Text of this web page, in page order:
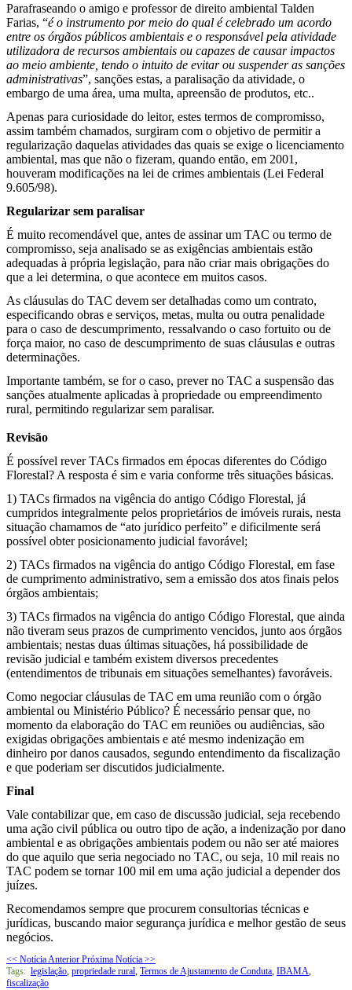
Parafraseando o amigo e professor de direito ambiental Talden
Farias, “é o instrumento por meio do qual é celebrado um acordo
entre os órgãos públicos ambientais e o responsável pela atividade
utilizadora de recursos ambientais ou capazes de causar impactos
ao meio ambiente, tendo o intuito de evitar ou suspender as sanções
administrativas”, sanções estas, a paralisação da atividade, o
embargo de uma área, uma multa, apreensão de produtos, etc..
Apenas para curiosidade do leitor, estes termos de compromisso,
assim também chamados, surgiram com o objetivo de permitir a
regularização daquelas atividades das quais se exige o licenciamento
ambiental, mas que não o fizeram, quando então, em 2001,
houveram modificações na lei de crimes ambientais (Lei Federal
9.605/98).
Regularizar sem paralisar
É muito recomendável que, antes de assinar um TAC ou termo de
compromisso, seja analisado se as exigências ambientais estão
adequadas à própria legislação, para não criar mais obrigações do
que a lei determina, o que acontece em muitos casos.
As cláusulas do TAC devem ser detalhadas como um contrato,
especificando obras e serviços, metas, multa ou outra penalidade
para o caso de descumprimento, ressalvando o caso fortuito ou de
força maior, no caso de descumprimento de suas cláusulas e outras
determinações.
Importante também, se for o caso, prever no TAC a suspensão das
sanções atualmente aplicadas à propriedade ou empreendimento
rural, permitindo regularizar sem paralisar.
Revisão
É possível rever TACs firmados em épocas diferentes do Código
Florestal? A resposta é sim e varia conforme três situações básicas.
1) TACs firmados na vigência do antigo Código Florestal, já
cumpridos integralmente pelos proprietários de imóveis rurais, nesta
situação chamamos de “ato jurídico perfeito” e dificilmente será
possível obter posicionamento judicial favorável;
2) TACs firmados na vigência do antigo Código Florestal, em fase
de cumprimento administrativo, sem a emissão dos atos finais pelos
órgãos ambientais;
3) TACs firmados na vigência do antigo Código Florestal, que ainda
não tiveram seus prazos de cumprimento vencidos, junto aos órgãos
ambientais; nestas duas últimas situações, há possibilidade de
revisão judicial e também existem diversos precedentes
(entendimentos de tribunais em situações semelhantes) favoráveis.
Como negociar cláusulas de TAC em uma reunião com o órgão
ambiental ou Ministério Público? É necessário pensar que, no
momento da elaboração do TAC em reuniões ou audiências, são
exigidas obrigações ambientais e até mesmo indenização em
dinheiro por danos causados, segundo entendimento da fiscalização
e que poderiam ser discutidos judicialmente.
Final
Vale contabilizar que, em caso de discussão judicial, seja recebendo
uma ação civil pública ou outro tipo de ação, a indenização por dano
ambiental e as obrigações ambientais podem ou não ser até maiores
do que aquilo que seria negociado no TAC, ou seja, 10 mil reais no
TAC podem se tornar 100 mil em uma ação judicial a depender dos
juízes.
Recomendamos sempre que procurem consultorias técnicas e
jurídicas, buscando maior segurança jurídica e melhor gestão de seus
negócios.
<< Notícia Anterior Próxima Notícia >>
Tags: legislação, propriedade rural, Termos de Ajustamento de Conduta, IBAMA,
fiscalização